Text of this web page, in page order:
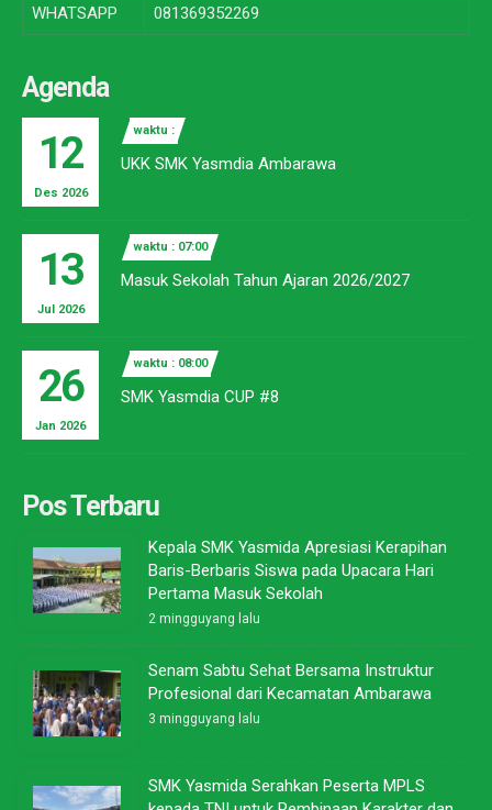
WHATSAPP 081369352269
Agenda
12
Des 2026
waktu :
UKK SMK Yasmdia Ambarawa
13
Jul 2026
waktu : 07:00
Masuk Sekolah Tahun Ajaran 2026/2027
26
Jan 2026
waktu : 08:00
SMK Yasmdia CUP #8
Pos Terbaru
Kepala SMK Yasmida Apresiasi Kerapihan
Baris-Berbaris Siswa pada Upacara Hari
Pertama Masuk Sekolah
2 mingguyang lalu
Senam Sabtu Sehat Bersama Instruktur
Profesional dari Kecamatan Ambarawa
3 mingguyang lalu
SMK Yasmida Serahkan Peserta MPLS